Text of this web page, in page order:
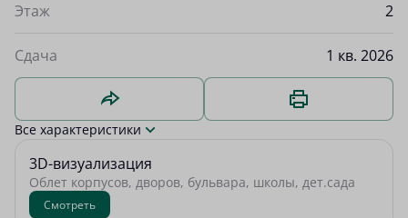
Этаж 2
Сдача 1 кв. 2026
Все характеристики
3D-визуализация
Облет корпусов, дворов, бульвара, школы, дет.сада
Смотреть